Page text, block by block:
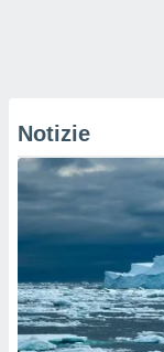
Notizie